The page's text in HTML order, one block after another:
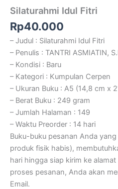
Silaturahmi Idul Fitri
Rp40.000
– Judul : Silaturahmi Idul Fitri
– Penulis : TANTRI ASMIATIN,
– Kondisi : Baru
– Kategori : Kumpulan Cerpen
– Ukuran Buku : A5 (14,8 cm x
– Berat Buku : 249 gram
– Jumlah Halaman : 149
– Waktu Preorder : 14 hari
Buku-buku pesanan Anda
produk fisik habis),
hari hingga siap kirim ke
proses pesanan, Anda akan
Email.